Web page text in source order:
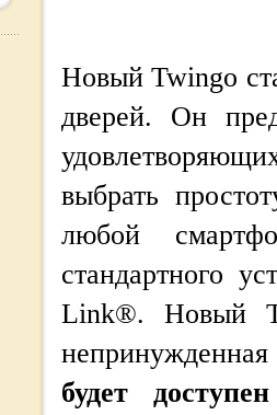
Новый Twingo
дверей. Он
выбрать
любой
стандартного
Link®. Новый
будет